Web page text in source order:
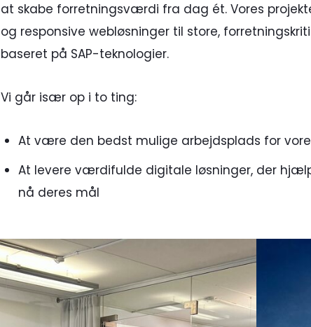
at skabe forretningsværdi fra dag ét. Vores
og responsive webløsninger til store,
baseret på SAP-teknologier.
Vi går især op i to ting:
At være den bedst mulige arbejdsplads for
At levere værdifulde digitale løsninger, der
nå deres mål